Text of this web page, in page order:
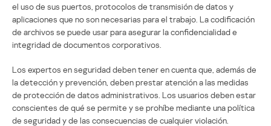
el uso de sus puertos, protocolos de transmisión de datos y
aplicaciones que no son necesarias para el trabajo. La codificación
de archivos se puede usar para asegurar la confidencialidad e
integridad de documentos corporativos.
Los expertos en seguridad deben tener en cuenta que, además de
la detección y prevención, deben prestar atención a las medidas
de protección de datos administrativos. Los usuarios deben estar
conscientes de qué se permite y se prohíbe mediante una política
de seguridad y de las consecuencias de cualquier violación.